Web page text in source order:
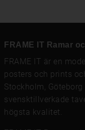
FRAME IT Ramar
FRAME IT är en
posters och prints
Stockholm,
svensktillverkade
högsta kvalitet.